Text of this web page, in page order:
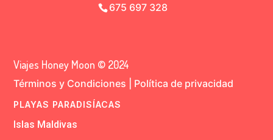
675 697 328
Viajes Honey Moon © 2024
Términos y Condiciones Política de privacidad
PLAYAS PARADISÍACAS
Islas Maldivas